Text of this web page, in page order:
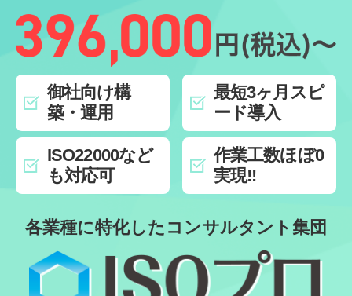
御社向け構
築・運用
最短3ヶ月スピ
ード導入
ISO22000など
も対応可
作業工数ほぼ0
実現!!
各業種に特化したコンサルタント集団